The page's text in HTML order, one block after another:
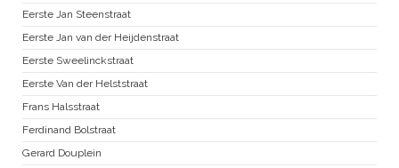
Eerste Jan Steenstraat
Eerste Jan van der Heijdenstraat
Eerste Sweelinckstraat
Eerste Van der Helststraat
Frans Halsstraat
Ferdinand Bolstraat
Gerard Douplein